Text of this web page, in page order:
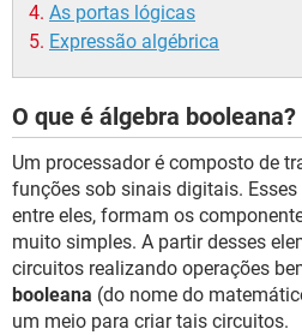
As portas lógicas
Expressão algébrica
O que é álgebra booleana?
Um processador é composto de
funções sob sinais digitais.
entre eles, formam os
muito simples. A partir desses
circuitos realizando operações
booleana (do nome do
um meio para criar tais circuitos.